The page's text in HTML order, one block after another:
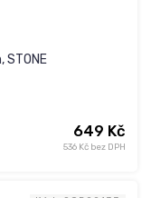
536 Kč bez DPH
649 Kč